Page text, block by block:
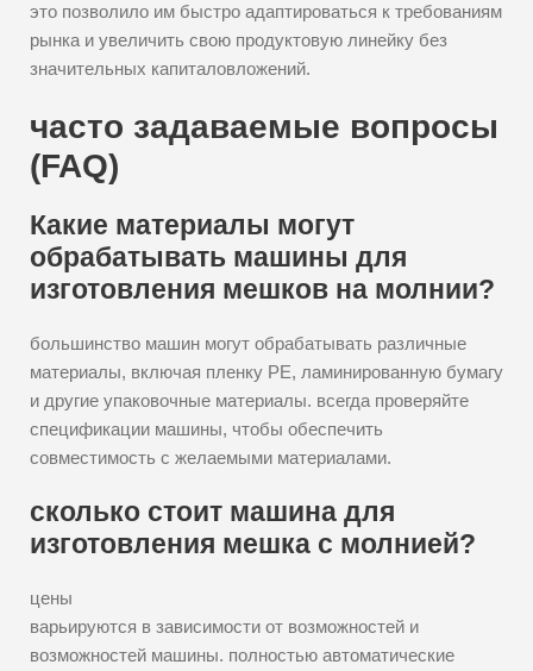
это позволило им быстро адаптироваться к требованиям
рынка и увеличить свою продуктовую линейку без
значительных капиталовложений.
часто задаваемые вопросы
(FAQ)
Какие материалы могут
обрабатывать машины для
изготовления мешков на молнии?
большинство машин могут обрабатывать различные
материалы, включая пленку PE, ламинированную бумагу
и другие упаковочные материалы. всегда проверяйте
спецификации машины, чтобы обеспечить
совместимость с желаемыми материалами.
сколько стоит машина для
изготовления мешка с молнией?
цены
варьируются в зависимости от возможностей и
возможностей машины. полностью автоматические